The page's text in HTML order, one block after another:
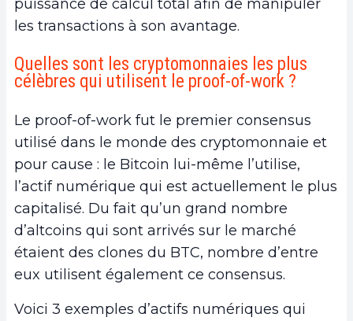
puissance de calcul total afin de manipuler
les transactions à son avantage.
Quelles sont les cryptomonnaies les plus
célèbres qui utilisent le proof-of-work ?
Le proof-of-work fut le premier consensus
utilisé dans le monde des cryptomonnaie et
pour cause : le Bitcoin lui-même l’utilise,
l’actif numérique qui est actuellement le plus
capitalisé. Du fait qu’un grand nombre
d’altcoins qui sont arrivés sur le marché
étaient des clones du BTC, nombre d’entre
eux utilisent également ce consensus.
Voici 3 exemples d’actifs numériques qui